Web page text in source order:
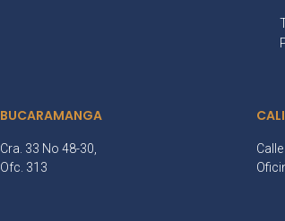
BUCARAMANGA
Cra. 33 No 48-30,
Ofc. 313
CALI